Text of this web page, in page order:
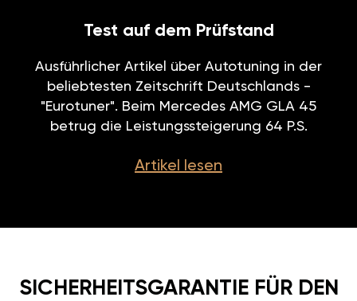
Test auf dem Prüfstand
Ausführlicher Artikel über Autotuning in der
beliebtesten Zeitschrift Deutschlands -
"Eurotuner". Beim Mercedes AMG GLA 45
betrug die Leistungssteigerung 64 P.S.
Artikel lesen
SICHERHEITSGARANTIE FÜR DEN